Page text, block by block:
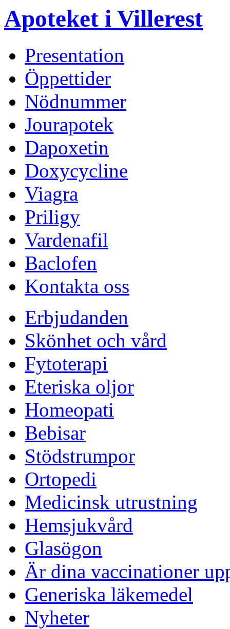
Apoteket i Villerest
Presentation
Öppettider
Nödnummer
Jourapotek
Dapoxetin
Doxycycline
Viagra
Priligy
Vardenafil
Baclofen
Kontakta oss
Erbjudanden
Skönhet och vård
Fytoterapi
Eteriska oljor
Homeopati
Bebisar
Stödstrumpor
Ortopedi
Medicinsk utrustning
Hemsjukvård
Glasögon
Är dina vaccinationer
Generiska läkemedel
Nyheter